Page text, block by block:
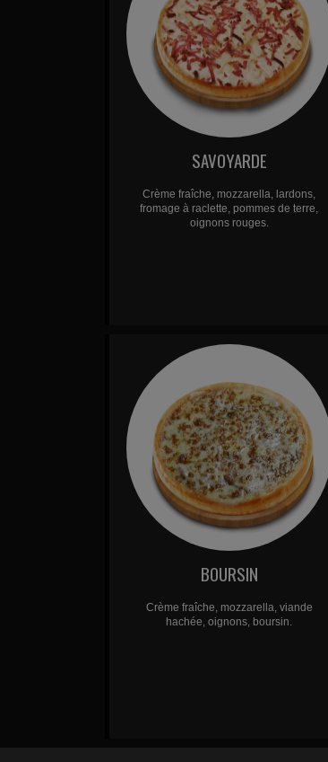
SAVOYARDE
Crème fraîche, mozzarella, lardons,
fromage à raclette, pommes de terre,
oignons rouges.
BOURSIN
Crème fraîche, mozzarella, viande
hachée, oignons, boursin.